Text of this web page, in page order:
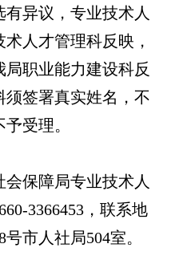
异议，专业技术人
人才管理科反映，
职业能力建设科反
须签署真实姓名，不
受理。
保障局专业技术人
3366453，联系地
市人社局504室。